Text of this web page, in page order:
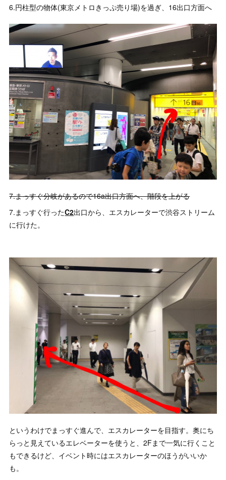
6.円柱型の物体(東京メトロきっぷ売り場)を過ぎ、16出口方面へ
7.まっすぐ分岐があるので16a出口方面へ、階段を上がる
7.まっすぐ行ったC2出口から、エスカレーターで渋谷ストリーム
に行けた。
というわけでまっすぐ進んで、エスカレーターを目指す。奥にち
らっと見えているエレベーターを使うと、2Fまで一気に行くこと
もできるけど、イベント時にはエスカレーターのほうがいいか
も。